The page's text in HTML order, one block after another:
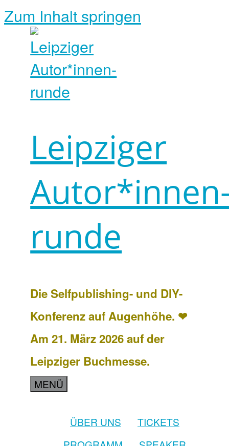
Zum Inhalt springen
Leipziger
runde
Die Selfpublishing- und DIY-
Konferenz auf Augenhöhe. ❤
Am 21. März 2026 auf der
Leipziger Buchmesse.
MENÜ
ÜBER UNS
TICKETS